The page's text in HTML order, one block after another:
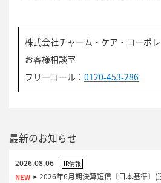
株式会社チャーム・ケア・コーポ
お客様相談室
フリーコール： 0120-453-286
最新のお知らせ
2026.08.06 IR情報
2026年6月期決算短信〔日本基準〕(